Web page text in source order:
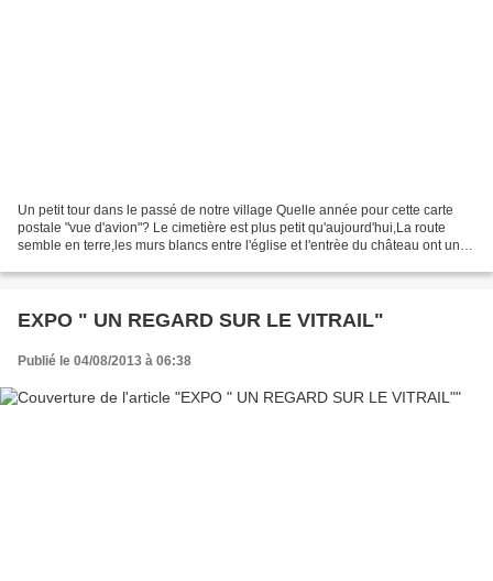
Un petit tour dans le passé de notre village Quelle année pour cette carte
postale "vue d'avion"? Le cimetière est plus petit qu'aujourd'hui,La route
semble en terre,les murs blancs entre l'église et l'entrèe du château ont une
EXPO " UN REGARD SUR LE VITRAIL"
Publié le 04/08/2013 à 06:38